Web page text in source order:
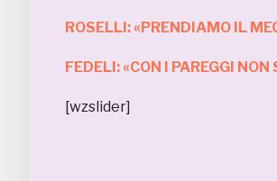
ROSELLI: «PRENDIAMO IL
FEDELI: «CON I PAREGGI
[wzslider]